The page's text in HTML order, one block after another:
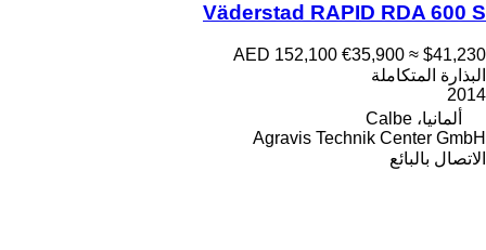
Väderstad RAPID RDA 600 S
AED 152,100 €35,900 ≈ $41,230
البذارة المتكاملة
2014
ألمانيا، Calbe
Agravis Technik Center GmbH
الاتصال بالبائع